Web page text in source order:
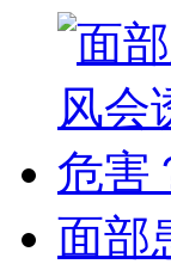
面部